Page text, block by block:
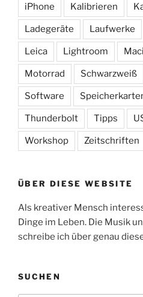
iPhone Kalibrieren
Ladegeräte Laufwerke
Leica Lightroom
Motorrad Schwarzweiß
Software
Thunderbolt Tipps
Workshop Zeitschriften
ÜBER DIESE WEBSITE
Als kreativer Mensch
Dinge im Leben. Die Musik
schreibe ich über genau
SUCHEN